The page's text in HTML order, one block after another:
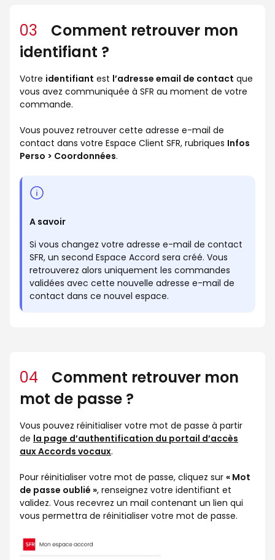
03
Comment retrouver mon
identifiant ?
Votre identifiant est l’adresse email de contact que
vous avez communiquée à SFR au moment de votre
commande.
Vous pouvez retrouver cette adresse e-mail de
contact dans votre Espace Client SFR, rubriques Infos
Perso > Coordonnées.
A savoir
Si vous changez votre adresse e-mail de contact
SFR, un second Espace Accord sera créé. Vous
retrouverez alors uniquement les commandes
validées avec cette nouvelle adresse e-mail de
contact dans ce nouvel espace.
04
Comment retrouver mon
mot de passe ?
Vous pouvez réinitialiser votre mot de passe à partir
de la page d’authentification du portail d’accès
aux Accords vocaux.
Pour réinitialiser votre mot de passe, cliquez sur « Mot
de passe oublié », renseignez votre identifiant et
validez. Vous recevrez un mail contenant un lien qui
vous permettra de réinitialiser votre mot de passe.